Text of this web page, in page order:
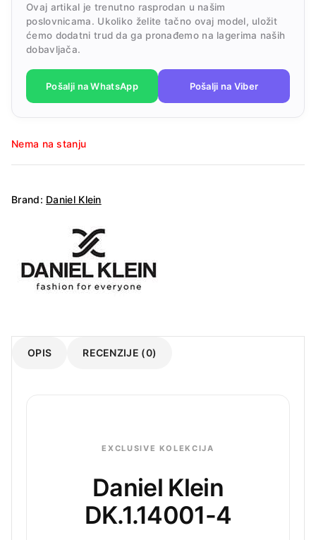
Ovaj artikal je trenutno rasprodan u našim
poslovnicama. Ukoliko želite tačno ovaj model, uložit
ćemo dodatni trud da ga pronađemo na lagerima naših
dobavljača.
Pošalji na WhatsApp Pošalji na Viber
Nema na stanju
Brand: Daniel Klein
OPIS RECENZIJE (0)
EXCLUSIVE KOLEKCIJA
Daniel Klein
DK.1.14001-4